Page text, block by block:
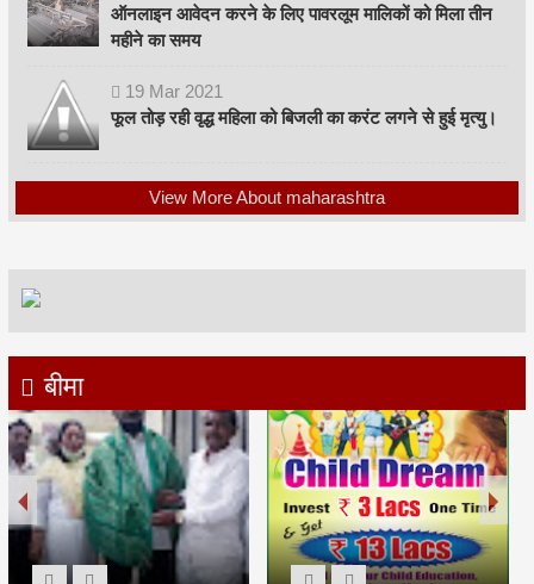
ऑनलाइन आवेदन करने के लिए पावरलूम मालिकों को मिला तीन
महीने का समय
19 Mar 2021
फूल तोड़ रही वृद्ध महिला को बिजली का करंट लगने से हुई मृत्यु।
View More About maharashtra
बीमा